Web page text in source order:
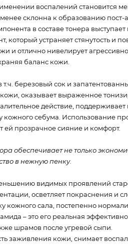
воспалений становится
склонна к образованию пост-
в составе тонера выступает
устраняет стянутость и
и отлично нивелирует
баланс кожи.
березовый сок и
кожи, оказывает выраженное
действие,
себума. Использование
ей прозрачное сияние и комфорт.
обеспечивает не только
в нежную пенку.
видимых проявлений
осветляет покраснения и
кожного сала, постепенно
– это его реальная
шрамов после угревой сыпи.
заживления кожи, снимает